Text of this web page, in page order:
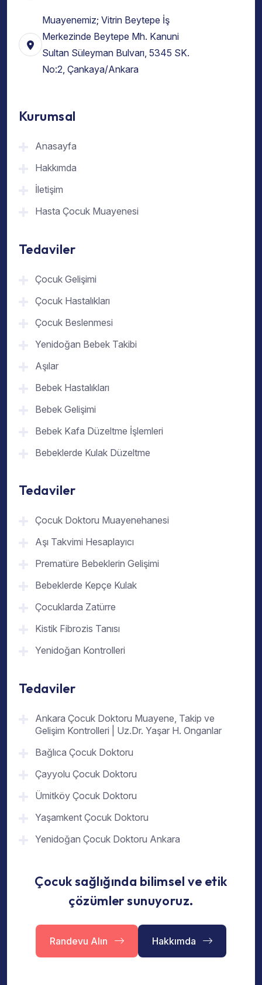
Muayenemiz; Vitrin Beytepe İş
Merkezinde Beytepe Mh. Kanuni
Sultan Süleyman Bulvarı, 5345 SK.
No:2, Çankaya/Ankara
Kurumsal
Anasayfa
Hakkımda
İletişim
Hasta Çocuk Muayenesi
Tedaviler
Çocuk Gelişimi
Çocuk Hastalıkları
Çocuk Beslenmesi
Yenidoğan Bebek Takibi
Aşılar
Bebek Hastalıkları
Bebek Gelişimi
Bebek Kafa Düzeltme İşlemleri
Bebeklerde Kulak Düzeltme
Tedaviler
Çocuk Doktoru Muayenehanesi
Aşı Takvimi Hesaplayıcı
Prematüre Bebeklerin Gelişimi
Bebeklerde Kepçe Kulak
Çocuklarda Zatürre
Kistik Fibrozis Tanısı
Yenidoğan Kontrolleri
Tedaviler
Ankara Çocuk Doktoru Muayene, Takip ve
Gelişim Kontrolleri | Uz.Dr. Yaşar H. Onganlar
Bağlıca Çocuk Doktoru
Çayyolu Çocuk Doktoru
Ümitköy Çocuk Doktoru
Yaşamkent Çocuk Doktoru
Yenidoğan Çocuk Doktoru Ankara
Çocuk sağlığında bilimsel ve etik
çözümler sunuyoruz.
Randevu Alın Hakkımda